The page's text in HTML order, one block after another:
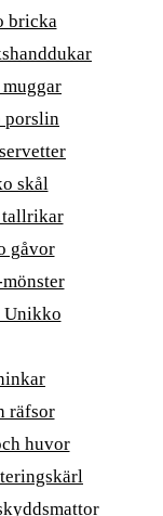
bricka
porslin
skål
gåvor
Unikko
räfsor
huvor